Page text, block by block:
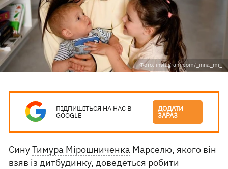
Фото: instagram.com/_inna_mi_
ПІДПИШІТЬСЯ НА НАС В
GOOGLE
ДОДАТИ
ЗАРАЗ
СинуТимура Мірошниченка Марселю, якого він
взяв із дитбудинку, доведеться робити